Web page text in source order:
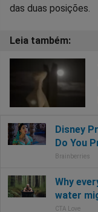
das duas posições.